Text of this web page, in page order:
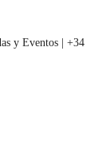
y Eventos | +34